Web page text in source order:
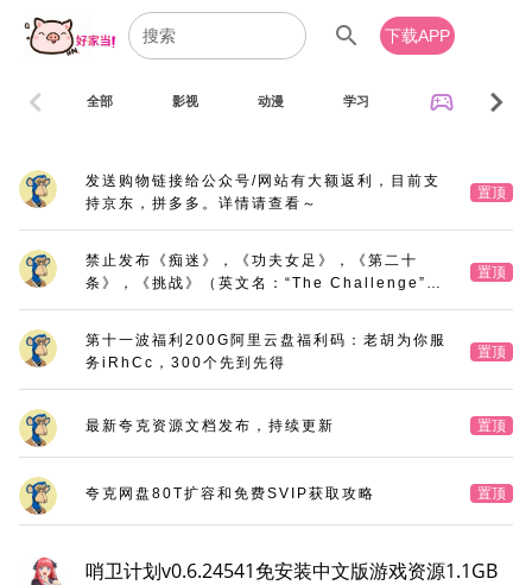
search 下载APP
全部 影视 动漫 学习 sports_esports
chevron_left chevron_right
发送购物链接给公众号/网站有大额返利，目前支
持京东，拼多多。详情请查看～
置顶
禁止发布《痴迷》，《功夫女足》，《第二十
条》，《挑战》（英文名：“The Challenge”，
又名：《深空拯救者》），《三大队》电影版
置顶
第十一波福利200G阿里云盘福利码：老胡为你服
务iRhCc，300个先到先得
置顶
最新夸克资源文档发布，持续更新 置顶
夸克网盘80T扩容和免费SVIP获取攻略 置顶
哨卫计划v0.6.24541免安装中文版游戏资源1.1GB